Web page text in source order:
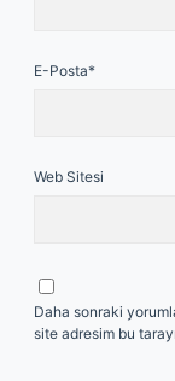
E-Posta*
Web Sitesi
Daha sonraki
site adresim bu